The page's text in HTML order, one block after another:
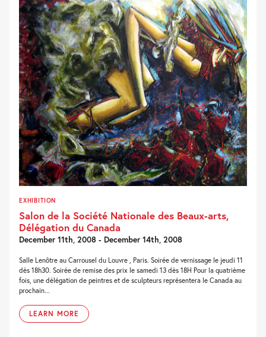
EXHIBITION
Salon de la Société Nationale des Beaux-arts,
Délégation du Canada
December 11th, 2008 - December 14th, 2008
Salle Lenôtre au Carrousel du Louvre , Paris. Soirée de vernissage le jeudi 11
dès 18h30. Soirée de remise des prix le samedi 13 dès 18H Pour la quatrième
fois, une délégation de peintres et de sculpteurs représentera le Canada au
prochain...
LEARN MORE